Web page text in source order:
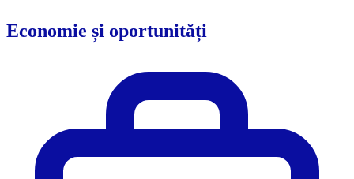
Economie și oportunități